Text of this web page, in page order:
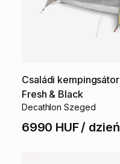
Családi kempingsátor
Fresh & Black
Decathlon Szeged
6990 HUF/ dzień